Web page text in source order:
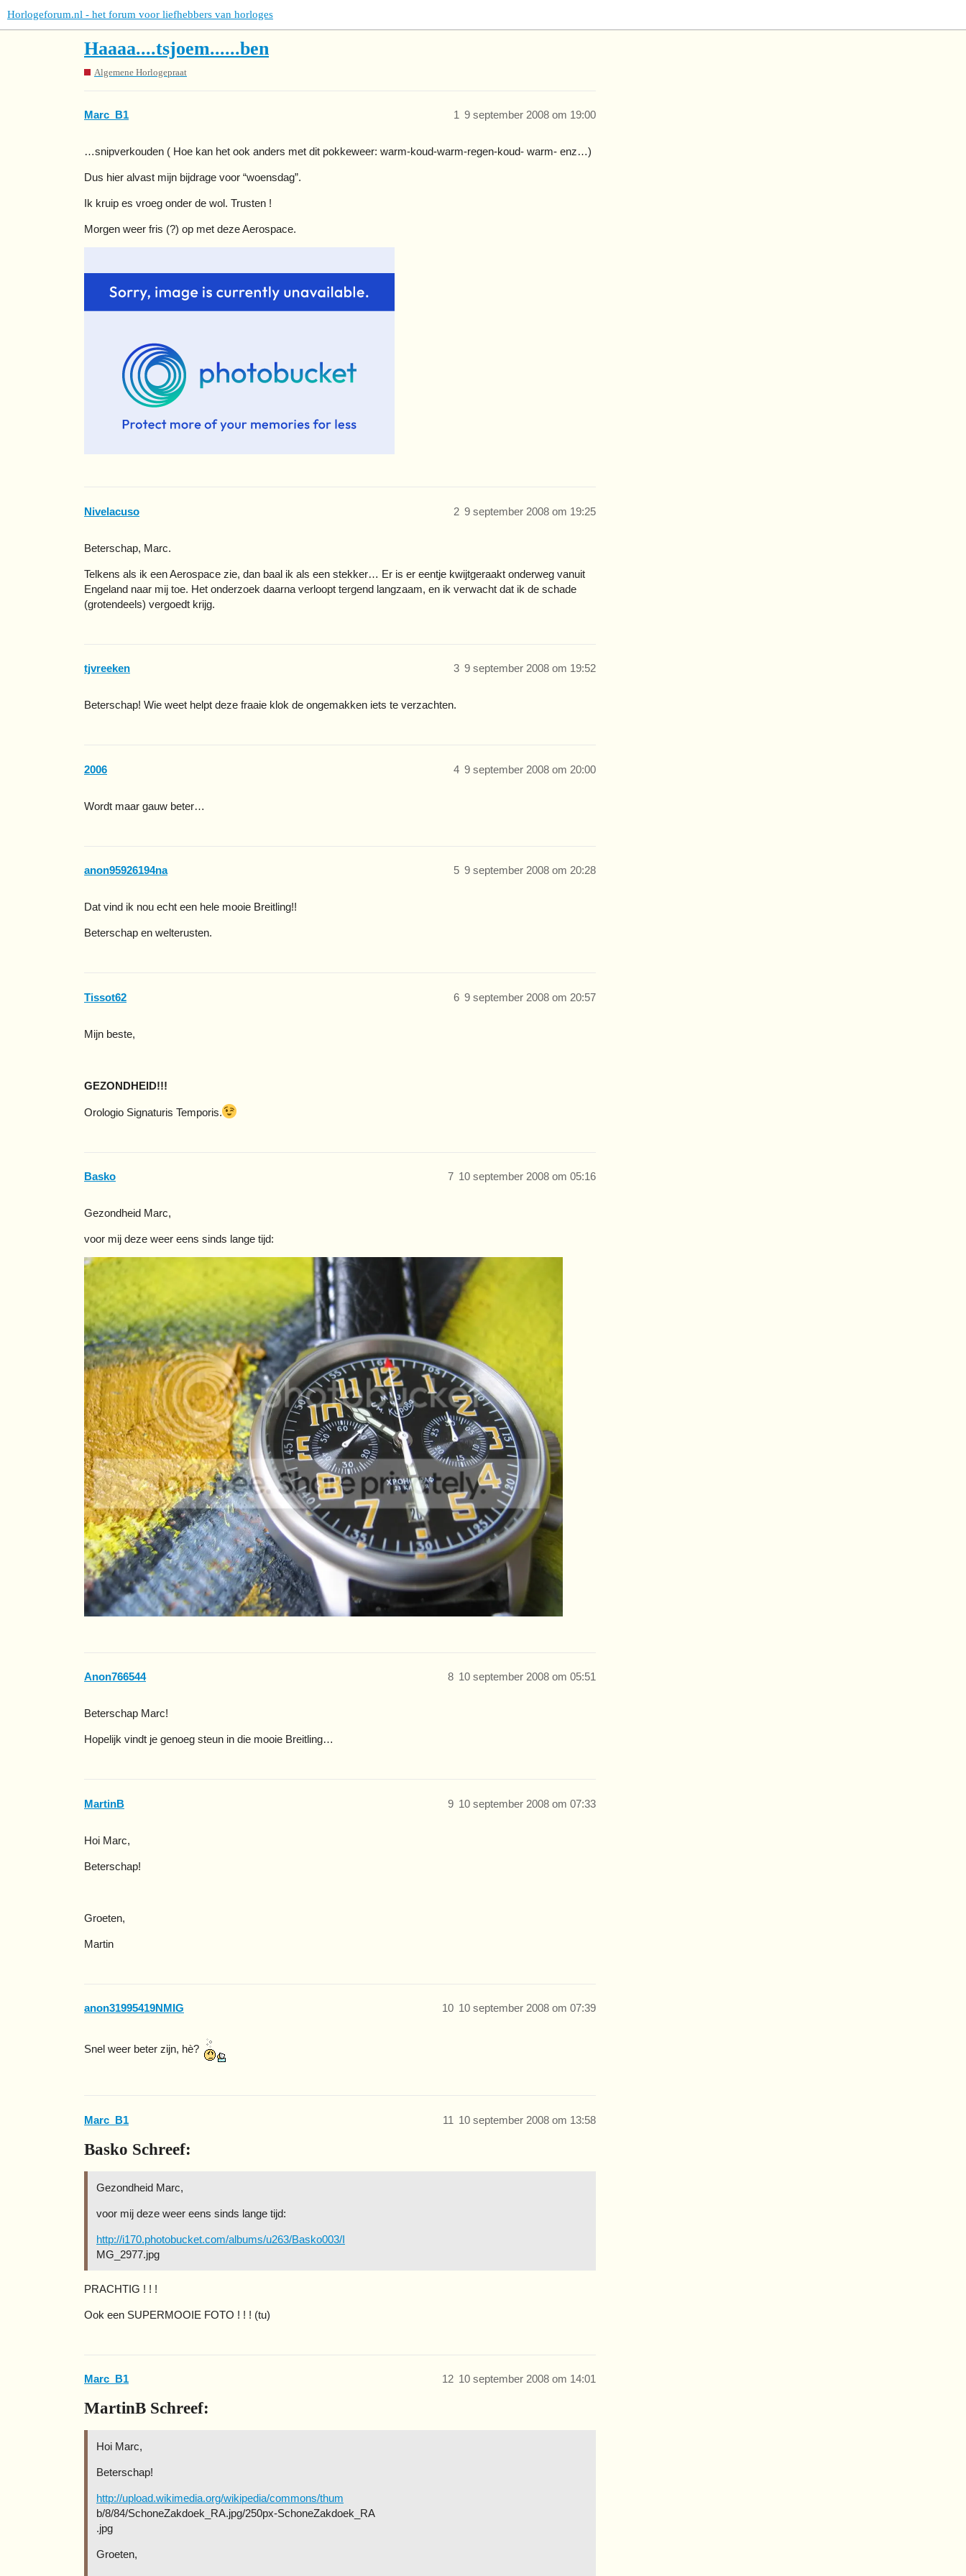
Horlogeforum.nl - het forum voor liefhebbers van horloges
Haaaa....tsjoem......ben
Algemene Horlogepraat
Marc_B1 9 september 2008 om 19:00
1
…snipverkouden ( Hoe kan het ook anders met dit pokkeweer: warm-koud-warm-regen-koud- warm- enz…)
Dus hier alvast mijn bijdrage voor “woensdag”.
Ik kruip es vroeg onder de wol. Trusten !
Morgen weer fris (?) op met deze Aerospace.
Nivelacuso 9 september 2008 om 19:25
2
Beterschap, Marc.
Telkens als ik een Aerospace zie, dan baal ik als een stekker… Er is er eentje kwijtgeraakt onderweg vanuit
Engeland naar mij toe. Het onderzoek daarna verloopt tergend langzaam, en ik verwacht dat ik de schade
(grotendeels) vergoedt krijg.
tjvreeken 9 september 2008 om 19:52
3
Beterschap! Wie weet helpt deze fraaie klok de ongemakken iets te verzachten.
2006 9 september 2008 om 20:00
4
Wordt maar gauw beter…
anon95926194na 9 september 2008 om 20:28
5
Dat vind ik nou echt een hele mooie Breitling!!
Beterschap en welterusten.
Tissot62 9 september 2008 om 20:57
6
Mijn beste,
GEZONDHEID!!!
Orologio Signaturis Temporis.
Basko 10 september 2008 om 05:16
7
Gezondheid Marc,
voor mij deze weer eens sinds lange tijd:
Anon766544 10 september 2008 om 05:51
8
Beterschap Marc!
Hopelijk vindt je genoeg steun in die mooie Breitling…
MartinB 10 september 2008 om 07:33
9
Hoi Marc,
Beterschap!
Groeten,
Martin
anon31995419NMIG 10 september 2008 om 07:39
10
Snel weer beter zijn, hè?
Marc_B1 10 september 2008 om 13:58
11
Basko Schreef:
Gezondheid Marc,
voor mij deze weer eens sinds lange tijd:
http://i170.photobucket.com/albums/u263/Basko003/I
MG_2977.jpg
PRACHTIG ! ! !
Ook een SUPERMOOIE FOTO ! ! ! (tu)
Marc_B1 10 september 2008 om 14:01
12
MartinB Schreef:
Hoi Marc,
Beterschap!
http://upload.wikimedia.org/wikipedia/commons/thum
b/8/84/SchoneZakdoek_RA.jpg/250px-SchoneZakdoek_RA
.jpg
Groeten,